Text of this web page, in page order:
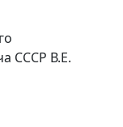
СССР В.Е.